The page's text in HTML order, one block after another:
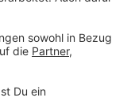
werden.